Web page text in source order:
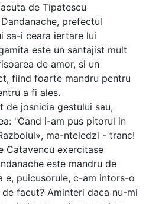
de Tipatescu
prefectul
sa-i ceara iertare lui
este un santajist mult
de amor, si un
fiind foarte mandru pentru
a fi ales.
de josnicia gestului sau,
"Cand i-am pus pitorul in
ma-nteledzi - tranc!
Catavencu exercitase
este mandru de
e, puicusorule, c-am intors-o
facut? Aminteri daca nu-mi